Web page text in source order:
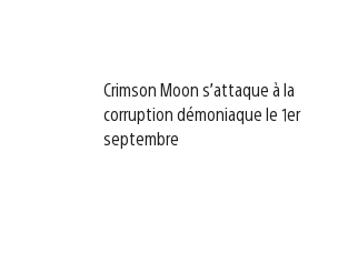
Crimson Moon s’attaque à la
corruption démoniaque le 1er
septembre